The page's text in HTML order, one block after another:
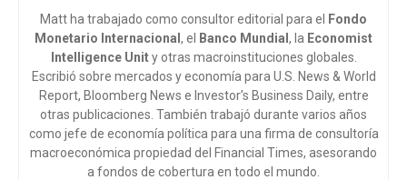
Matt ha trabajado como consultor editorial para el
Fondo
Monetario Internacional , el Banco Mundial , la Economist
Intelligence Unity otras macroinstituciones globales.
Escribió sobre mercados y economía para U.S. News & World
Report, Bloomberg News e Investor’s Business Daily, entre
otras publicaciones. También trabajó durante varios años
como jefe de economía política para una firma de consultoría
macroeconómica propiedad del Financial Times, asesorando
a fondos de cobertura en todo el mundo.